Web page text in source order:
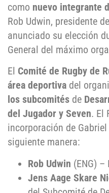
como nuevo integrante
Rob Udwin, presidente
anunciado su elección
General del máximo
El Comité de Rugby de
área deportiva del
los subcomités de
del Jugador y Seven. El
incorporación de
siguiente manera:
Rob Udwin (ENG) –
Jens Aage Skare